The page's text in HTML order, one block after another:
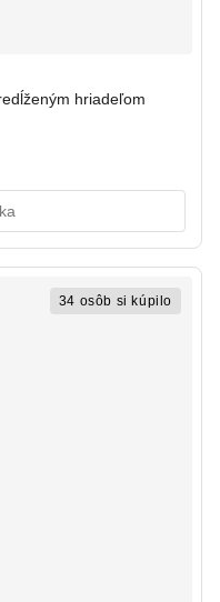
hriadeľom
34 osôb si kúpilo